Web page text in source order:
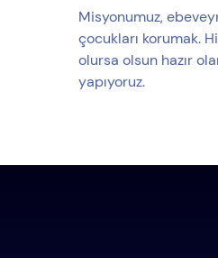
Misyonumuz,
çocukları korumak.
olursa olsun hazır
yapıyoruz.